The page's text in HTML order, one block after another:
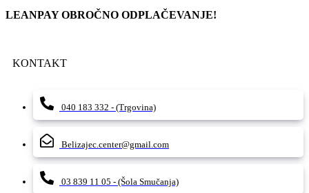
LEANPAY OBROČNO ODPLAČEVANJE!
KONTAKT
040 183 332 - (Trgovina)
Belizajec.center@gmail.com
03 839 11 05 - (Šola Smučanja)